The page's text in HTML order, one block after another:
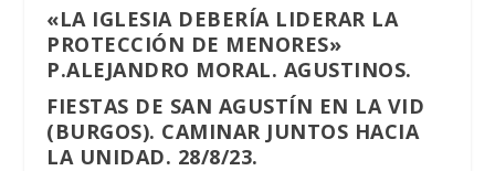
«LA IGLESIA DEBERÍA LIDERAR LA
PROTECCIÓN DE MENORES»
P.ALEJANDRO MORAL. AGUSTINOS.
FIESTAS DE SAN AGUSTÍN EN LA VID
(BURGOS). CAMINAR JUNTOS HACIA
LA UNIDAD. 28/8/23.